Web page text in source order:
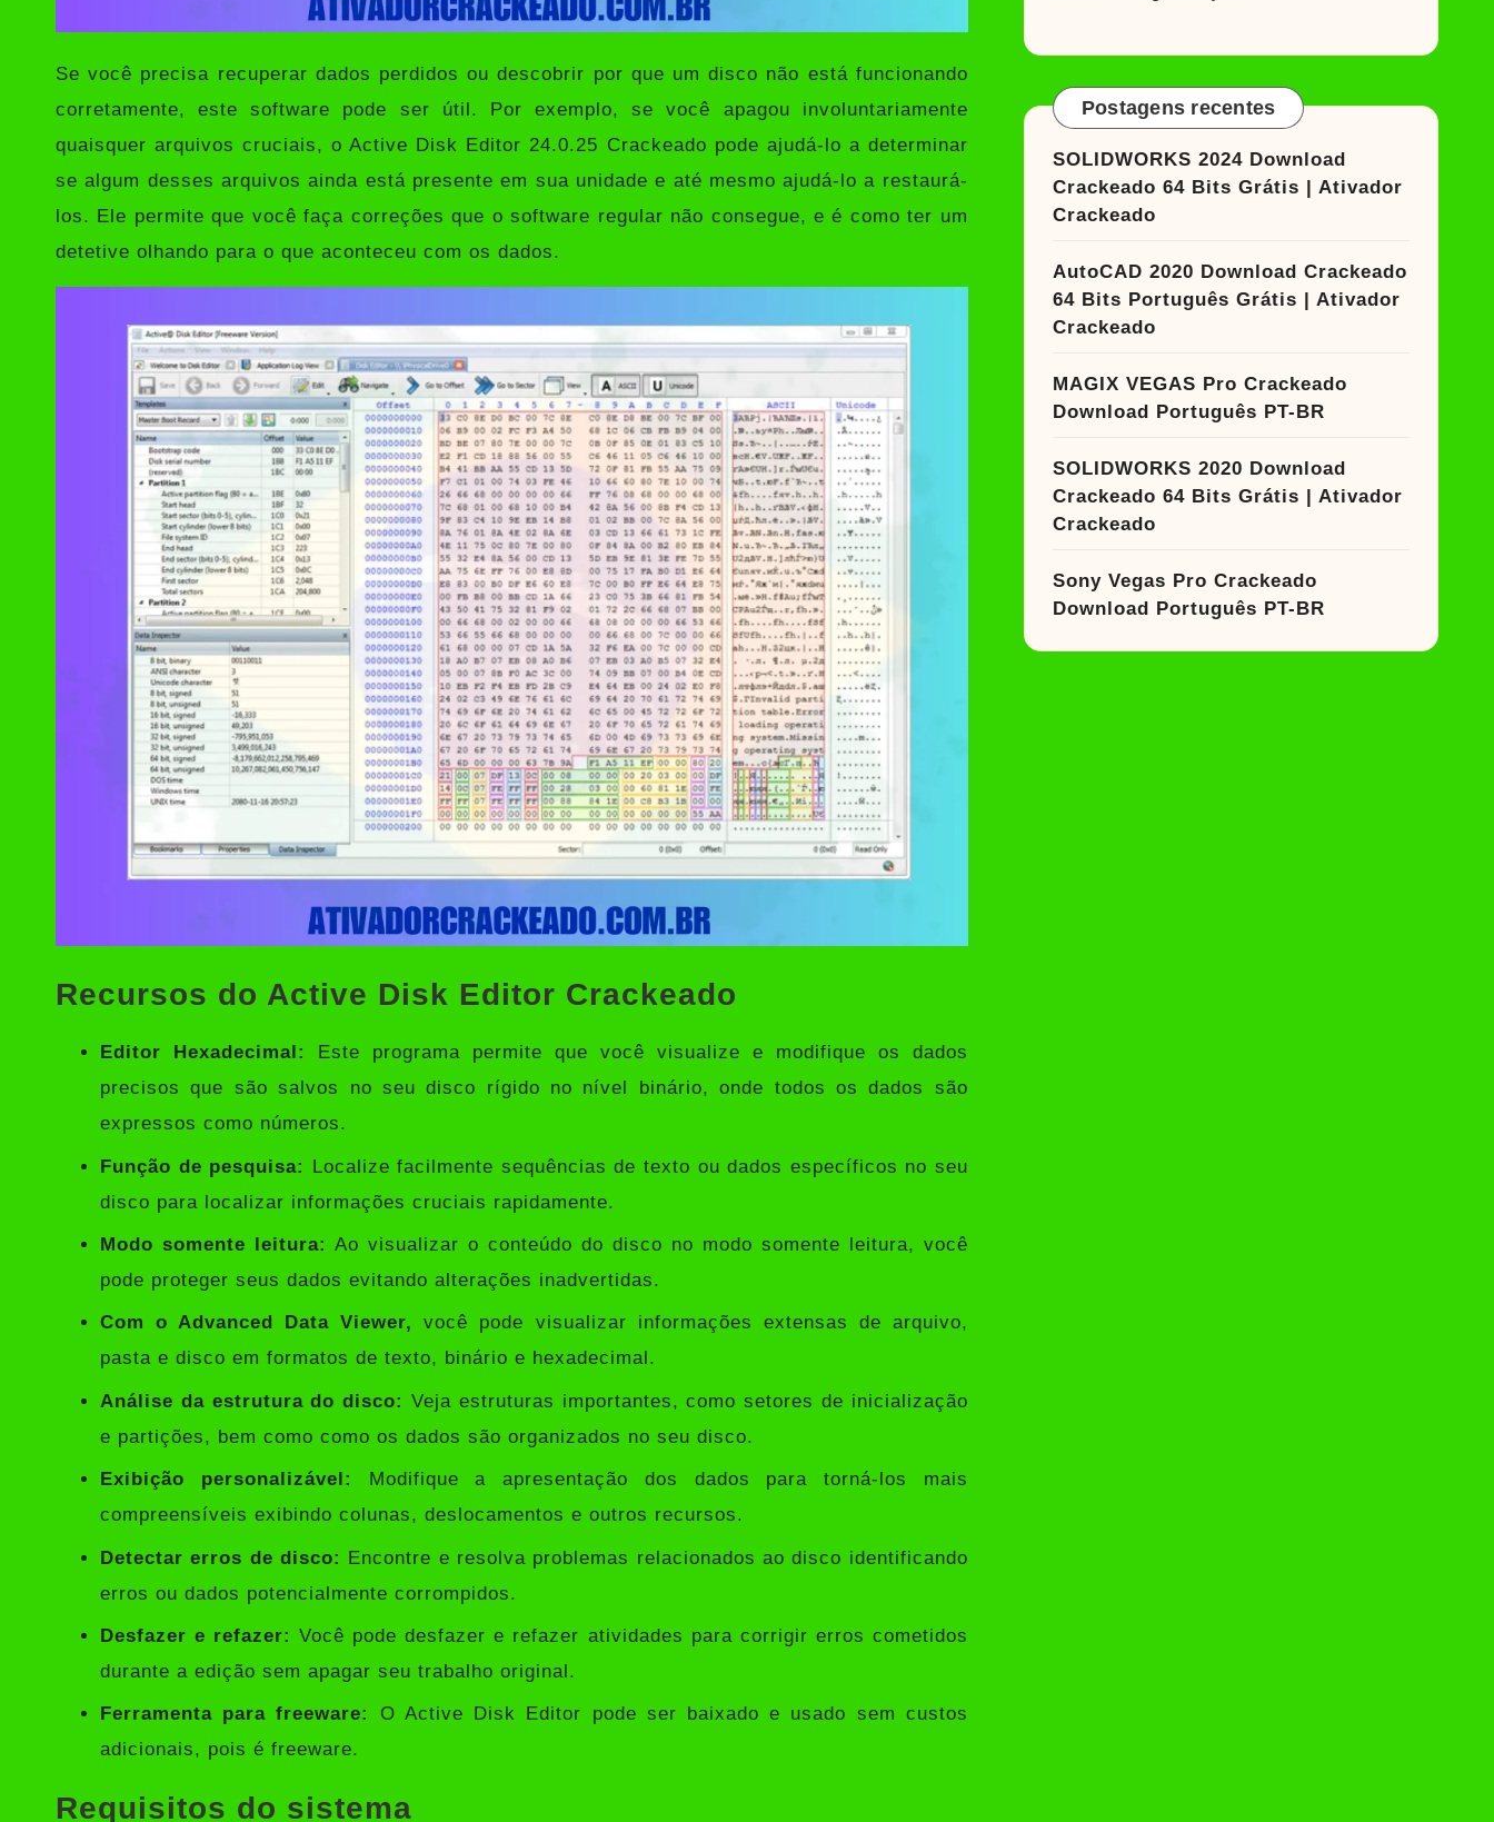
Se você precisa recuperar dados perdidos ou descobrir por que um disco não está funcionando
corretamente, este software pode ser útil. Por exemplo, se você apagou involuntariamente
quaisquer arquivos cruciais, oActive Disk Editor 24.0.25 Crackeado pode ajudá-lo a determinar
se algum desses arquivos ainda está presente em sua unidade e até mesmo ajudá-lo a restaurá-
los. Ele permite que você faça correções que o software regular não consegue, e é como ter um
detetive olhando para o que aconteceu com os dados.
Recursos do Active Disk Editor Crackeado
Editor Hexadecimal:
Este programa permite que você visualize e modifique os dados
precisos que são salvos no seu disco rígido no nível binário, onde todos os dados são
expressos como números.
Função de pesquisa: Localize facilmente sequências de texto ou dados específicos no seu
disco para localizar informações cruciais rapidamente.
Modo somente leitura: Ao visualizar o conteúdo do disco no modo somente leitura, você
pode proteger seus dados evitando alterações inadvertidas.
Com o Advanced Data Viewer,
você pode visualizar informações extensas de arquivo,
pasta e disco em formatos de texto, binário e hexadecimal.
Análise da estrutura do disco: Veja estruturas importantes, como setores de inicialização
e partições, bem como como os dados são organizados no seu disco.
Exibição personalizável:
Modifique a apresentação dos dados para torná-los mais
compreensíveis exibindo colunas, deslocamentos e outros recursos.
Detectar erros de disco: Encontre e resolva problemas relacionados ao disco identificando
erros ou dados potencialmente corrompidos.
Desfazer e refazer: Você pode desfazer e refazer atividades para corrigir erros cometidos
durante a edição sem apagar seu trabalho original.
Ferramenta para freeware:
O Active Disk Editor pode ser baixado e usado sem custos
adicionais, pois é freeware.
Requisitos do sistema
Postagens recentes
SOLIDWORKS 2024 Download
Crackeado 64 Bits Grátis | Ativador
Crackeado
AutoCAD 2020 Download Crackeado
64 Bits Português Grátis | Ativador
Crackeado
MAGIX VEGAS Pro Crackeado
Download Português PT-BR
SOLIDWORKS 2020 Download
Crackeado 64 Bits Grátis | Ativador
Crackeado
Sony Vegas Pro Crackeado
Download Português PT-BR